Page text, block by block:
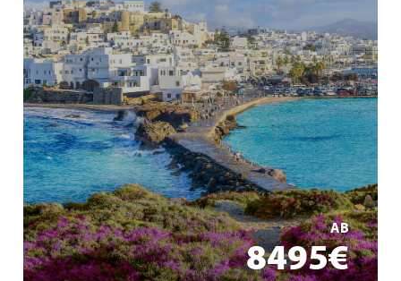
AB
8495€
Über Nacht in Istanbul
Jetset-Flair in Mykonos
Passage der traumhaften Dardanellen
MEHR ERFAHREN